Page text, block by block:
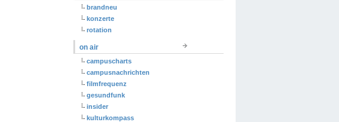
brandneu
konzerte
rotation
on air
campuscharts
campusnachrichten
filmfrequenz
gesundfunk
insider
kulturkompass